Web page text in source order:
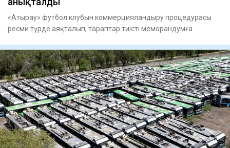
«Атырау» футбол клубын коммерцияландыру процедурасы
ресми түрде аяқталып, тараптар тиісті меморандумға